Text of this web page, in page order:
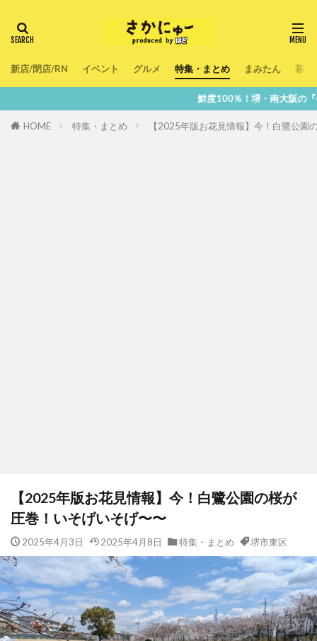
新店/閉店/RN イベント グルメ 特集・まとめ まみたん 暮ら
鮮度100％！堺・南大阪の『今』をあなたのス
HOME 特集・まとめ 【2025年版お花見情報】今！白鷺公園
【2025年版お花見情報】今！白鷺公園の桜が
圧巻！いそげいそげ〜〜
2025年4月3日 2025年4月8日 特集・まとめ 堺市東区